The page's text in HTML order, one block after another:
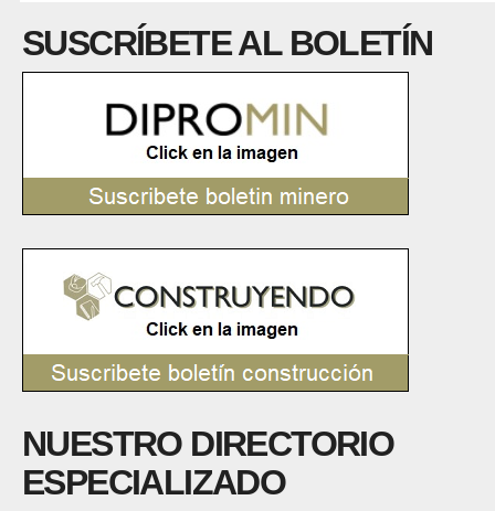
SUSCRÍBETE AL BOLETÍN
NUESTRO DIRECTORIO
ESPECIALIZADO